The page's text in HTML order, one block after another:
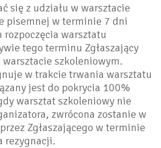
się z udziału w warsztacie
pisemnej w terminie 7 dni
rozpoczęcia warsztatu
tego terminu Zgłaszający
warsztacie szkoleniowym.
w trakcie trwania warsztatu
jest do pokrycia 100%
warsztat szkoleniowy nie
zwrócona zostanie w
Zgłaszającego w terminie
rezygnacji.